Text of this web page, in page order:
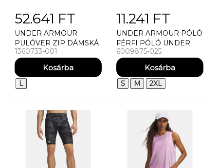
52.641 FT
UNDER ARMOUR
PULÓVER ZIP DÁMSKÁ
BUNDA UNDER
ARMOUR IMPASSE RUN
STORM 2.0
1360733-001
L
11.241 FT
UNDER ARMOUR PÓLÓ
FÉRFI PÓLÓ UNDER
ARMOUR UA M
CHALLENGER TRAIN SS
6009875-025
S M 2XL